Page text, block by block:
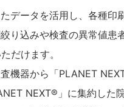
データを活用し、各種印
り込みや検査の異常値患
だけます。
機器から「PLANET
NEXT®」に集約した